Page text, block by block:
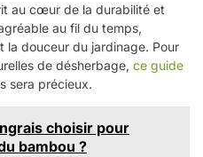
au cœur de la durabilité et
au fil du temps,
la douceur du jardinage. Pour
de désherbage, ce guide
sera précieux.
choisir pour
bambou ?